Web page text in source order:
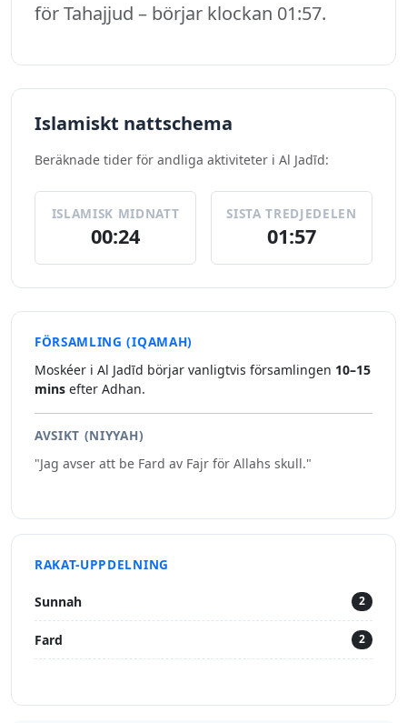
för Tahajjud – börjar klockan 01:57.
Islamiskt nattschema
Beräknade tider för andliga aktiviteter i Al Jadīd:
ISLAMISK MIDNATT
00:24
SISTA TREDJEDELEN
01:57
FÖRSAMLING (IQAMAH)
Moskéer i Al Jadīd börjar vanligtvis församlingen 10–15
mins efter Adhan.
AVSIKT (NIYYAH)
"Jag avser att be Fard av Fajr för Allahs skull."
RAKAT-UPPDELNING
Sunnah 2
Fard 2